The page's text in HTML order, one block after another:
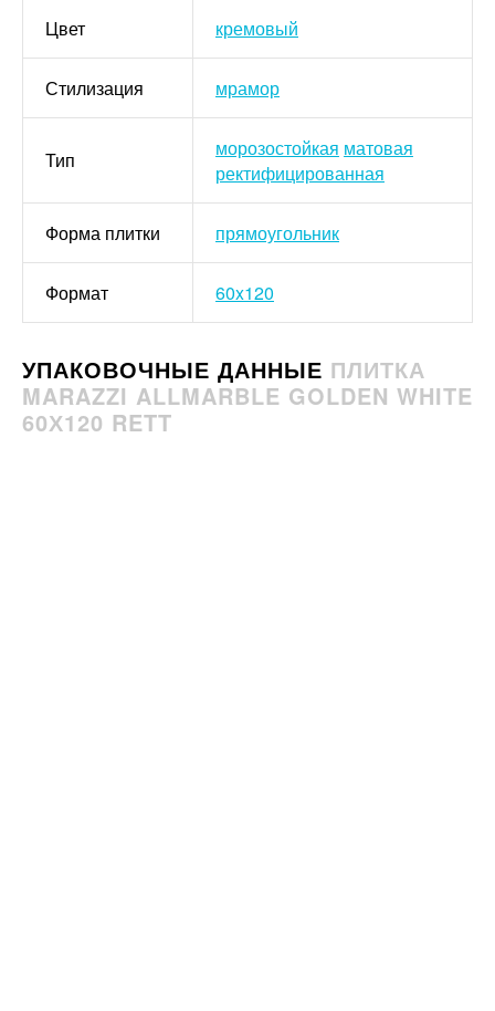
Цвет кремовый
Стилизация мрамор
Тип морозостойкая матовая
ректифицированная
Форма плитки прямоугольник
Формат 60x120
УПАКОВОЧНЫЕ ДАННЫЕ ПЛИТКА
MARAZZI ALLMARBLE GOLDEN WHITE
60Х120 RETT